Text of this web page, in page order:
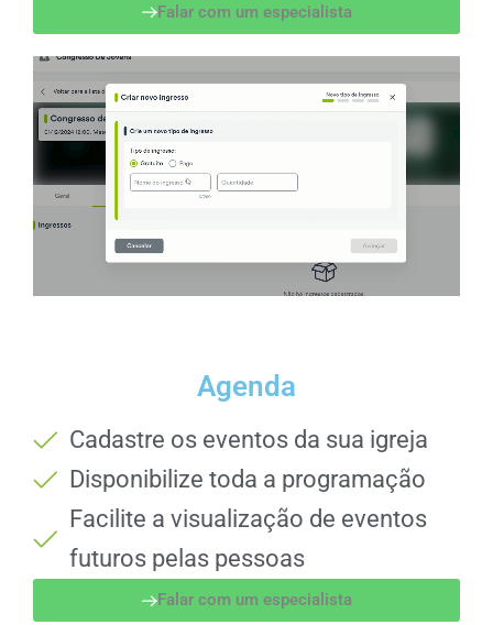
Falar com um especialista
Agenda
Cadastre os eventos da sua igreja
Disponibilize toda a programação
Facilite a visualização de eventos
futuros pelas pessoas
Falar com um especialista